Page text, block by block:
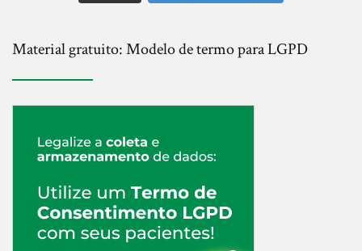
Material gratuito: Modelo de termo para LGPD